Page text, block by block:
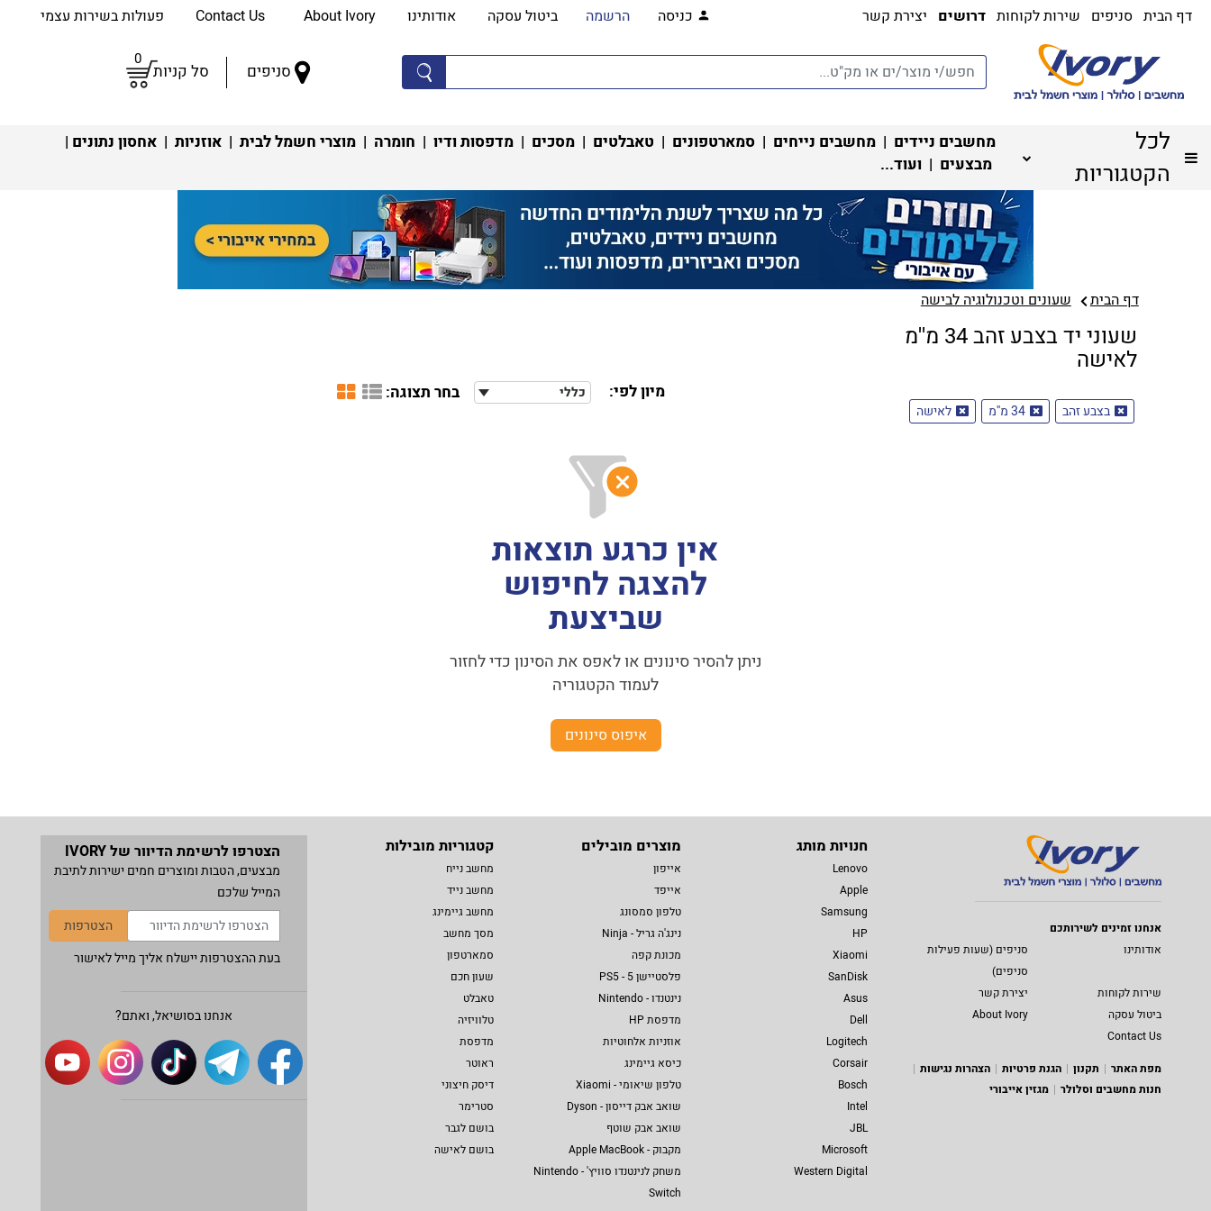
דף הבית סניפים שירות לקוחות דרושים יצירת קשר כניסה הרשמה ביטול עסקה אודותינו About Ivory פעולות בשירות עצמי
סניפים סל קניות
0
לכל
הקטגוריות
מחשבים ניידים | מחשבים נייחים | סמארטפונים | טאבלטים | מסכים | מדפסות ודיו | חומרה | מוצרי חשמל לבית | אוזניות | אחסון נתונים |
מבצעים | ועוד...
דף הבית שעונים וטכנולוגיה לבישה
שעוני יד בצבע זהב 34 מ''מ
לאישה
מיון לפי: כללי בחר תצוגה:
בצבע זהב 34 מ''מ לאישה
אין כרגע תוצאות
להצגה לחיפוש
שביצעת
ניתן להסיר סינונים או לאפס את הסינון כדי לחזור
לעמוד הקטגוריה
איפוס סינונים
אנחנו זמינים לשירותכם
אודותינו
סניפים (שעות פעילות
סניפים)
שירות לקוחות
יצירת קשר
ביטול עסקה
About Ivory
Contact Us
מפת האתר
תקנון הגנת פרטיות
הצהרות נגישות
חנות מחשבים וסלולר
מגזין אייבורי
חנויות מותג
Lenovo
Apple
Samsung
HP
Xiaomi
SanDisk
Asus
Dell
Logitech
Corsair
Bosch
Intel
JBL
Microsoft
Western Digital
מוצרים מובילים
אייפון
אייפד
טלפון סמסונג
נינג'ה גריל - Ninja
מכונת קפה
פלסטיישן 5 - PS5
נינטנדו - Nintendo
מדפסת HP
אוזניות אלחוטיות
כיסא גיימינג
טלפון שיאומי - Xiaomi
שואב אבק דייסון - Dyson
שואב אבק שוטף
מקבוק - Apple MacBook
משחק לנינטנדו סוויץ' - Nintendo
Switch
קטגוריות מובילות
מחשב נייח
מחשב נייד
מחשב גיימינג
מסך מחשב
סמארטפון
שעון חכם
טאבלט
טלוויזיה
מדפסת
ראוטר
דיסק חיצוני
סטרימר
בושם לגבר
בושם לאישה
הצטרפו לרשימת הדיוור של IVORY
מבצעים, הטבות ומוצרים חמים ישירות לתיבת
המייל שלכם
הצטרפות
בעת ההצטרפות יישלח אליך מייל לאישור
אנחנו בסושיאל, ואתם?